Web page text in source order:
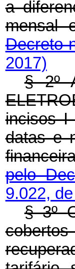
a
mensal
Decreto
2017)
§ 2º
incisos
datas e
pelo
9.022,
§ 3º